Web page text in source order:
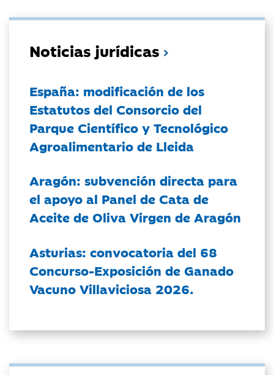
Noticias jurídicas
España: modificación de los
Estatutos del Consorcio del
Parque Científico y Tecnológico
Agroalimentario de Lleida
Aragón: subvención directa para
el apoyo al Panel de Cata de
Aceite de Oliva Virgen de Aragón
Asturias: convocatoria del 68
Concurso-Exposición de Ganado
Vacuno Villaviciosa 2026.